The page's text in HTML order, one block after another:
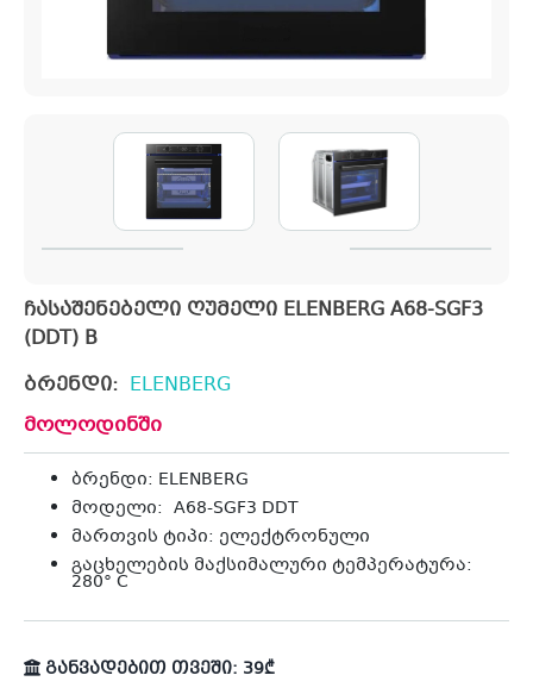
ჩასაშენებელი ღუმელი ELENBERG A68-SGF3
(DDT) B
ბრენდი: ELENBERG
მოლოდინში
ბრენდი: ELENBERG
მოდელი: A68-SGF3 DDT
მართვის ტიპი: ელექტრონული
გაცხელების მაქსიმალური ტემპერატურა:
280° C
განვადებით თვეში: 39₾